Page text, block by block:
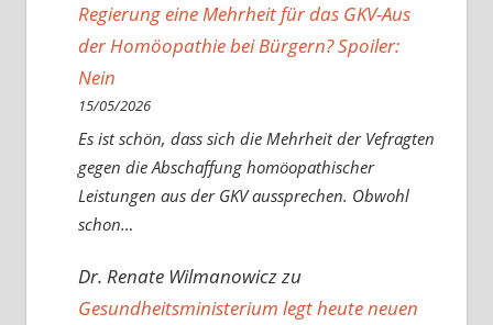
Regierung eine Mehrheit für das GKV-Aus
der Homöopathie bei Bürgern? Spoiler:
Nein
15/05/2026
Es ist schön, dass sich die Mehrheit der Vefragten
gegen die Abschaffung homöopathischer
Leistungen aus der GKV aussprechen. Obwohl
schon…
Dr. Renate Wilmanowiczzu
Gesundheitsministerium legt heute neuen